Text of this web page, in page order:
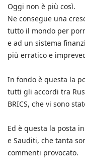
Oggi non è più così.
Ne consegue una
tutto il mondo per
e ad un sistema
più erratico e
In fondo è questa la
tutti gli accordi tra
BRICS, che vi sono
Ed è questa la posta
e Sauditi, che tanta
commenti provocato.